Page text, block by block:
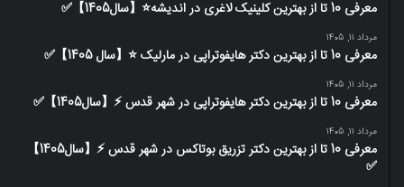
معرفی 10 تا از بهترین کلینیک لاغری در اندیشه⭐【سال1405】✅
مرداد 11, 1405
معرفی 10 تا از بهترین دکتر هایفوتراپی در مارلیک ⭐【سال 1405】✅
مرداد 11, 1405
معرفی 10 تا از بهترین دکتر هایفوتراپی در شهر قدس ⚡️【سال1405】✅
مرداد 11, 1405
معرفی 10 تا از بهترین دکتر تزریق بوتاکس در شهر قدس ⚡️【سال1405】
✅